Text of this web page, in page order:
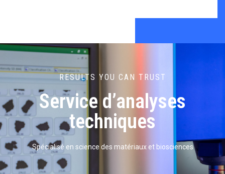
RESULTS YOU CAN TRUST
Service d’analyses
techniques
Spécialisé en science des matériaux et biosciences